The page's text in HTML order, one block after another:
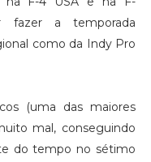
fazer a temporada
como da Indy Pro
(uma das maiores
mal, conseguindo
do tempo no sétimo